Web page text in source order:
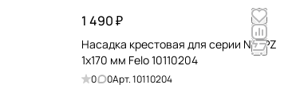
1 490 ₽
Насадка крестовая для серии Nm PZ
1x170 мм Felo 10110204
0 0Арт.10110204